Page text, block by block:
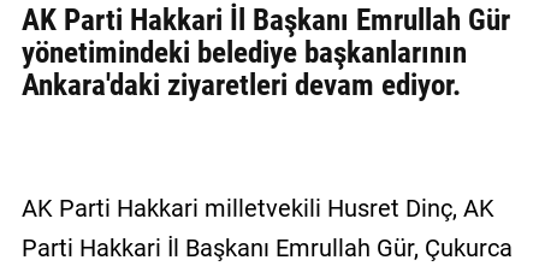
ULAŞIN
Künye
Sözleşmesi
Kullanıcı
AK Parti Hakkari İl Başkanı Emrullah Gür
yönetimindeki belediye başkanlarının
Ankara'daki ziyaretleri devam ediyor.
AK Parti Hakkari milletvekili Husret Dinç, AK
Parti Hakkari İl Başkanı Emrullah Gür, Çukurca